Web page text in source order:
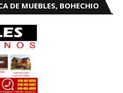
DE MUEBLES, BOHECHIO